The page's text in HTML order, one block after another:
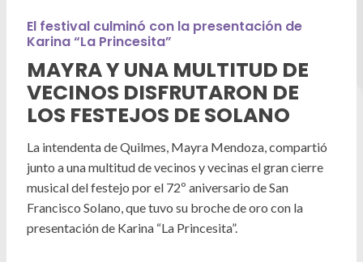
Áreas de gobierno
Puntos de interés
Mapa interactivo
Defensoria del Pueblo
Seguridad
GIRSU
Culturas
Deportes
Mi Quilmes Digital
Atención a la comunidad
Defensa del consumidor
El festival culminó con la presentación de
Karina “La Princesita”
MAYRA Y UNA MULTITUD DE
VECINOS DISFRUTARON DE
LOS FESTEJOS DE SOLANO
La intendenta de Quilmes, Mayra Mendoza, compartió
junto a una multitud de vecinos y vecinas el gran cierre
musical del festejo por el 72º aniversario de San
Francisco Solano, que tuvo su broche de oro con la
presentación de Karina “La Princesita”.